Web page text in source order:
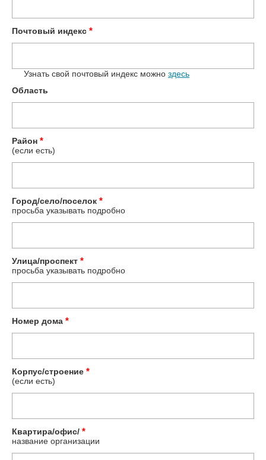
Почтовый индекс *
Узнать свой почтовый индекс можно здесь
Область
Район *
(если есть)
Город/село/поселок *
просьба указывать подробно
Улица/проспект *
просьба указывать подробно
Номер дома *
Корпус/строение *
(если есть)
Квартира/офис/ *
название организации